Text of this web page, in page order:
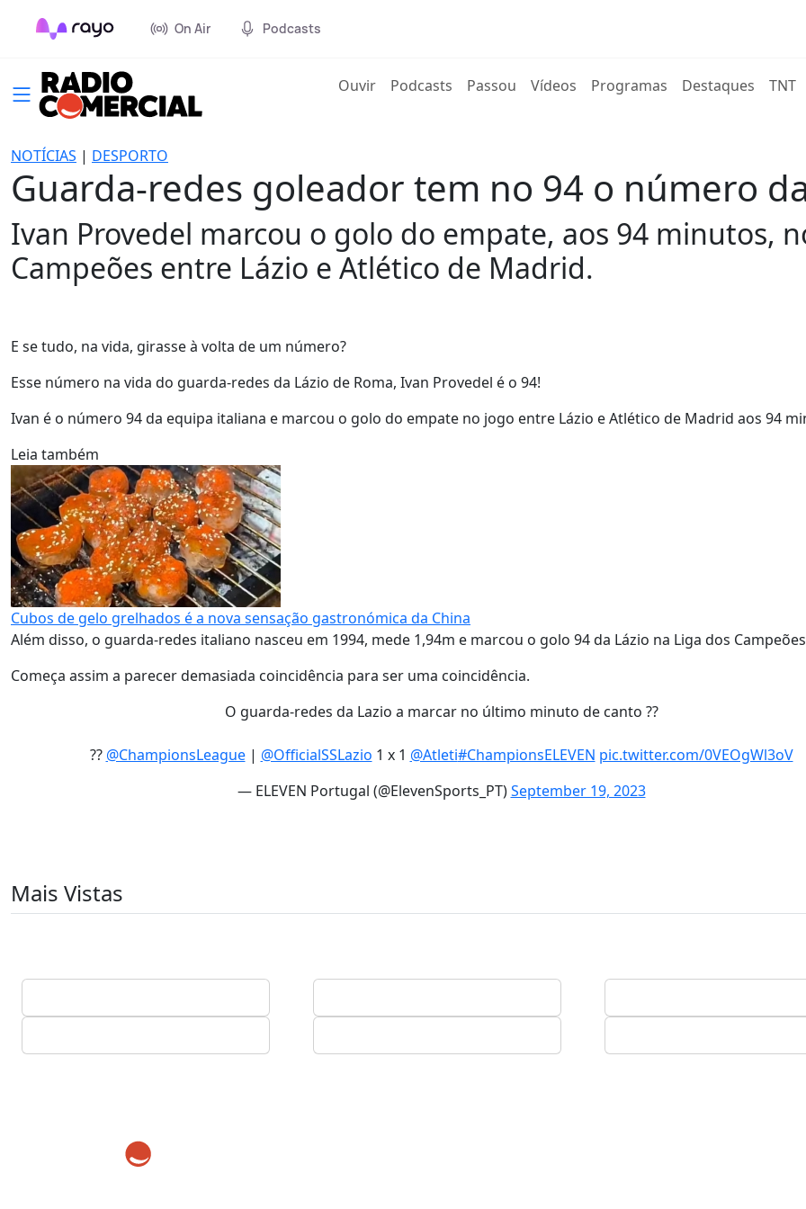
On Air Podcasts
Ouvir(current)
Podcasts Passou Vídeos Programas Destaques TNT
NOTÍCIAS | DESPORTO
Guarda-redes goleador tem no 94 o número
Ivan Provedel marcou o golo do empate, aos 94 minutos,
Campeões entre Lázio e Atlético de Madrid.
E se tudo, na vida, girasse à volta de um número?
Esse número na vida do guarda-redes da Lázio de Roma, Ivan Provedel é o 94!
Ivan é o número 94 da equipa italiana e marcou o golo do empate no jogo entre Lázio e Atlético de Madrid aos 94
Leia também
Cubos de gelo grelhados é a nova sensação gastronómica da China
Além disso, o guarda-redes italiano nasceu em 1994, mede 1,94m e marcou o golo 94 da Lázio na Liga dos
Começa assim a parecer demasiada coincidência para ser uma coincidência.
O guarda-redes da Lazio a marcar no último minuto de canto ??
?? @ChampionsLeague| @OfficialSSLazio 1 x 1 @Atleti#ChampionsELEVEN pic.twitter.com/0VEOgWl3oV
— ELEVEN Portugal (@ElevenSports_PT)September 19, 2023
Mais Vistas